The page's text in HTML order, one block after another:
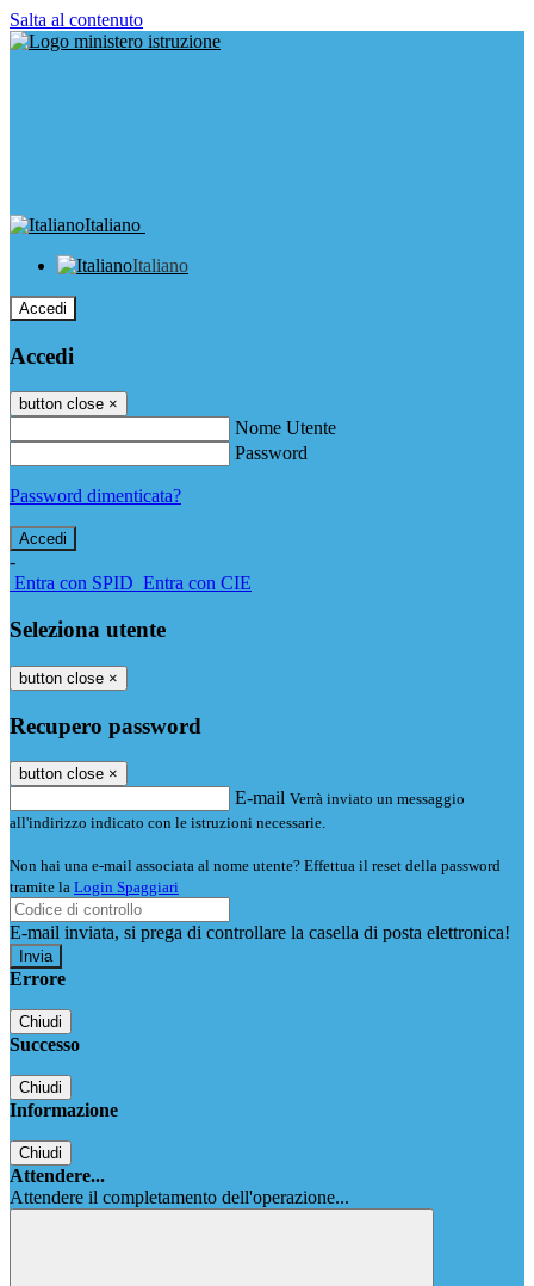
Salta al contenuto
Italiano
Italiano
Accedi
Accedi
button close ×
Nome Utente
Password
Password dimenticata?
-
Entra con SPID Entra con CIE
Seleziona utente
button close ×
Recupero password
button close ×
E-mail Verrà inviato un messaggio
all'indirizzo indicato con le istruzioni necessarie.
Non hai una e-mail associata al nome utente? Effettua il reset della password
tramite la Login Spaggiari
E-mail inviata, si prega di controllare la casella di posta elettronica!
Errore
Chiudi
Successo
Chiudi
Informazione
Chiudi
Attendere...
Attendere il completamento dell'operazione...